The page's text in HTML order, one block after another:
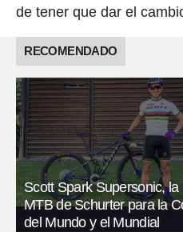
de tener que dar el
RECOMENDADO
Scott Spark Supersonic, la
MTB de Schurter para la
del Mundo y el Mundial